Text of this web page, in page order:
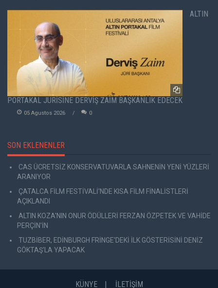
ALTIN
PORTAKAL JÜRİSİNE DERVİŞ ZAİM BAŞKANLIK EDECEK
05 Agustos 2026 0
SON EKLENENLER
CAS ÜCRETSİZ KONSERVATUVARLA SAHNENİN YENİ YÜZLERİ
ARANIYOR
ÇATALCA FİLM FESTİVALİ'NDE KISA FİLM FİNALİSTLERİ
AÇIKLANDI
ALTIN KOZA'NIN ONUR ÖDÜLLERİ FERZAN ÖZPETEK VE VAHİDE
PERÇİN'İN
TUZBİBER, EDİNBURGH FRİNGE'DEKİ İLK GÖSTERİSİNİ DENİZ
GÖKTAŞ'LA YAPACAK
KÜNYE İLETİŞİM